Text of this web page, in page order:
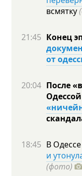
всмятку
21:45 Конец
от
20:04 После
Одессой
18:45 В Одессе
и
(фото)